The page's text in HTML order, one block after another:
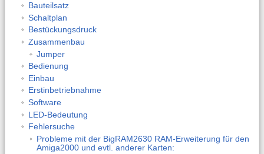
Bauteilsatz
Schaltplan
Bestückungsdruck
Zusammenbau
Jumper
Bedienung
Einbau
Erstinbetriebnahme
Software
LED-Bedeutung
Fehlersuche
Probleme mit der BigRAM2630 RAM-Erweiterung für den
Amiga2000 und evtl. anderer Karten: